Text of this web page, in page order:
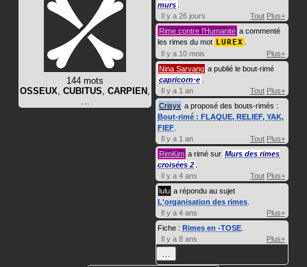
144 mots
OSSEUX, CUBITUS, CARPIEN ,
…
murs .
Il y a 26 jours
Tout Plus+
Rime contre l'Humanité a commenté
les rimes du mot LUREX .
Il y a 10 mois
Plus+
Nina Sarvang a publié le bout-rimé
capricorn·e .
Il y a 1 an
Tout Plus+
Crisyx a proposé des bouts-rimés :
Bout-rimé : FLAQUE, RELIEF, YAK,
FIEF.
Il y a 1 an
Tout Plus+
RimKim a rimé sur Murs des rimes
croisées 2 .
Il y a 4 ans
Tout Plus+
lulu a répondu au sujet
L'organisation des rimes.
Il y a 4 ans
Plus+
Fiche : Rimes en -TOSE.
Il y a 8 ans
Plus+
…